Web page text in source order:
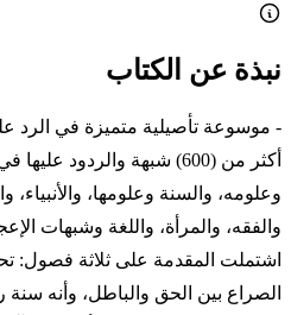
نبذة عن الكتاب
- موسوعة تأصيلية متميزة في الرد
أكثر من (600) شبهة والردود
وعلومه، والسنة وعلومها، والأنبياء،
والفقه، والمرأة، واللغة وشبهات
اشتملت المقدمة على ثلاثة فصول:
الصراع بين الحق والباطل، وأنه سنة